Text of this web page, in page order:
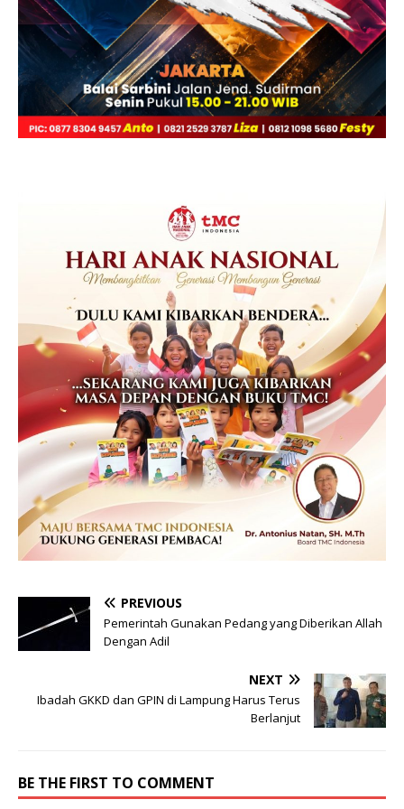
PREVIOUS
Pemerintah Gunakan Pedang yang Diberikan Allah
Dengan Adil
NEXT
Ibadah GKKD dan GPIN di Lampung Harus Terus
Berlanjut
BE THE FIRST TO COMMENT